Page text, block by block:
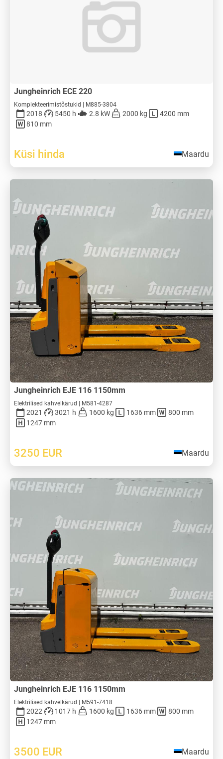
Jungheinrich ECE 220
Komplekteerimistõstukid | M885-3804
2018 5450 h 2.8 kW 2000 kg
4200 mm
810 mm
Küsi hinda Maardu
Jungheinrich EJE 116 1150mm
Elektrilised kahvelkärud | M581-4287
2021 3021 h 1600 kg 1636 mm
800 mm
1247 mm
3250 EUR Maardu
Jungheinrich EJE 116 1150mm
Elektrilised kahvelkärud | M591-7418
2022 1017 h 1600 kg 1636 mm
800 mm
1247 mm
3500 EUR Maardu